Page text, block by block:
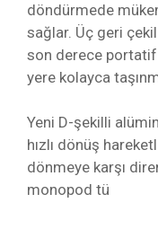
döndürmede
sağlar. Üç geri
son derece
yere kolayca
Yeni D-şekilli
hızlı dönüş
dönmeye karşı
monopod tü